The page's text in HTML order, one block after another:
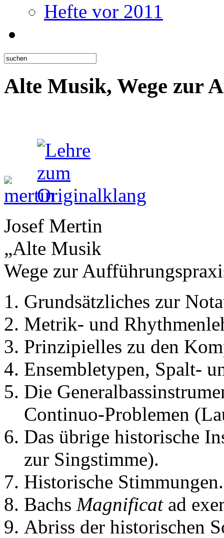
Hefte vor 2011
Alte Musik, Wege zur
Josef Mertin
„Alte Musik
Wege zur
Grundsätzliches zur
Metrik- und
Prinzipielles zu den
Ensembletypen, Spalt-
Die
Continuo-Problemen
Das übrige historische
zur Singstimme).
Historische Stimmungen.
Bachs Magnificatad
Abriss der historischen